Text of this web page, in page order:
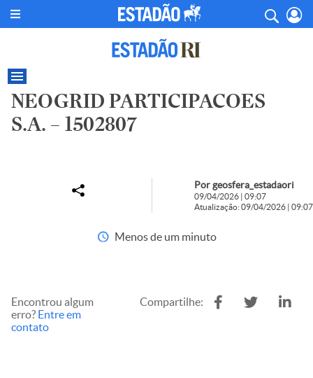
NEOGRID PARTICIPACOES
S.A. – 1502807
Por geosfera_estadaori
09/04/2026 | 09:07
Atualização: 09/04/2026 | 09:07
Menos de um minuto
Encontrou algum
erro? Entre em
contato
Compartilhe: